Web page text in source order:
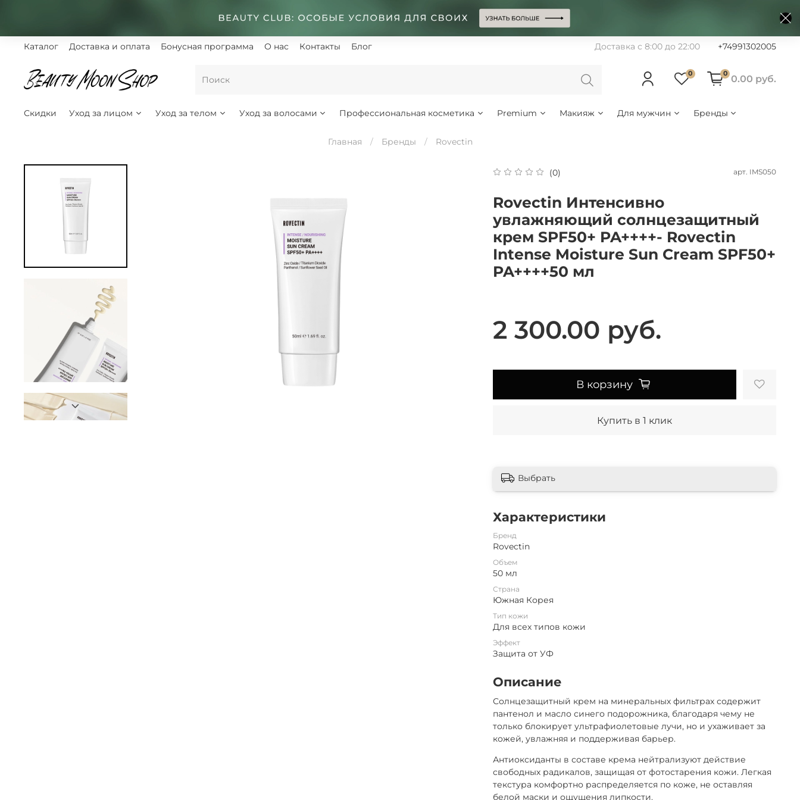
Каталог Доставка и оплата Бонусная программа О нас Контакты Блог Доставка с 8:00 до 22:00 +74991302005
0 0 0.00 руб.
Скидки Уход за лицом Уход за телом Уход за волосами Профессиональная косметика Premium Макияж Для мужчин Бренды
Главная Бренды Rovectin
(0) арт. IMS050
Rovectin Интенсивно
увлажняющий солнцезащитный
крем SPF50+ PA++++- Rovectin
Intense Moisture Sun Cream SPF50+
PA++++50 мл
2 300.00 руб.
В корзину
Купить в 1 клик
Выбрать
Характеристики
Бренд
Rovectin
Объем
50 мл
Страна
Южная Корея
Тип кожи
Для всех типов кожи
Эффект
Защита от УФ
Описание
Солнцезащитный крем на минеральных фильтрах содержит
пантенол и масло синего подорожника, благодаря чему не
только блокирует ультрафиолетовые лучи, но и ухаживает за
кожей, увлажняя и поддерживая барьер.
Антиоксиданты в составе крема нейтрализуют действие
свободных радикалов, защищая от фотостарения кожи. Легкая
текстура комфортно распределяется по коже, не оставляя
белой маски и ощущения липкости.